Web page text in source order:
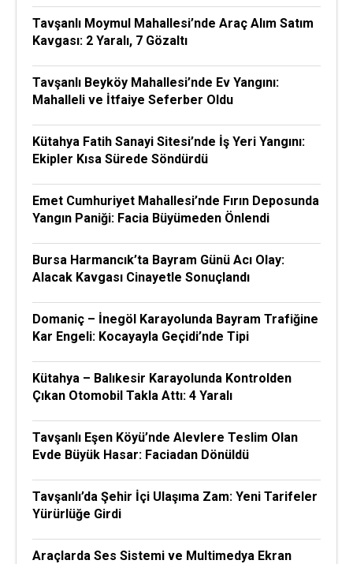
Tavşanlı Moymul Mahallesi’nde Araç Alım Satım
Kavgası: 2 Yaralı, 7 Gözaltı
Tavşanlı Beyköy Mahallesi’nde Ev Yangını:
Mahalleli ve İtfaiye Seferber Oldu
Kütahya Fatih Sanayi Sitesi’nde İş Yeri Yangını:
Ekipler Kısa Sürede Söndürdü
Emet Cumhuriyet Mahallesi’nde Fırın Deposunda
Yangın Paniği: Facia Büyümeden Önlendi
Bursa Harmancık’ta Bayram Günü Acı Olay:
Alacak Kavgası Cinayetle Sonuçlandı
Domaniç – İnegöl Karayolunda Bayram Trafiğine
Kar Engeli: Kocayayla Geçidi’nde Tipi
Kütahya – Balıkesir Karayolunda Kontrolden
Çıkan Otomobil Takla Attı: 4 Yaralı
Tavşanlı Eşen Köyü’nde Alevlere Teslim Olan
Evde Büyük Hasar: Faciadan Dönüldü
Tavşanlı’da Şehir İçi Ulaşıma Zam: Yeni Tarifeler
Yürürlüğe Girdi
Araçlarda Ses Sistemi ve Multimedya Ekran